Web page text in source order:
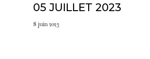
05 JUILLET 2023
8 juin 2023